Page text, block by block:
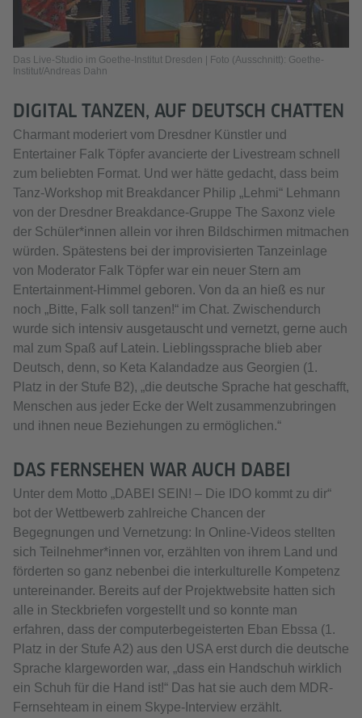
Das Live-Studio im Goethe-Institut Dresden | Foto (Ausschnitt): Goethe-
Institut/Andreas Dahn
DIGITAL TANZEN, AUF DEUTSCH CHATTEN
Charmant moderiert vom Dresdner Künstler und
Entertainer Falk Töpfer avancierte der Livestream schnell
zum beliebten Format. Und wer hätte gedacht, dass beim
Tanz-Workshop mit Breakdancer Philip „Lehmi“ Lehmann
von der Dresdner Breakdance-Gruppe The Saxonz viele
der Schüler*innen allein vor ihren Bildschirmen mitmachen
würden. Spätestens bei der improvisierten Tanzeinlage
von Moderator Falk Töpfer war ein neuer Stern am
Entertainment-Himmel geboren. Von da an hieß es nur
noch „Bitte, Falk soll tanzen!“ im Chat. Zwischendurch
wurde sich intensiv ausgetauscht und vernetzt, gerne auch
mal zum Spaß auf Latein. Lieblingssprache blieb aber
Deutsch, denn, so Keta Kalandadze aus Georgien (1.
Platz in der Stufe B2), „die deutsche Sprache hat geschafft,
Menschen aus jeder Ecke der Welt zusammenzubringen
und ihnen neue Beziehungen zu ermöglichen.“
DAS FERNSEHEN WAR AUCH DABEI
Unter dem Motto „DABEI SEIN! – Die IDO kommt zu dir“
bot der Wettbewerb zahlreiche Chancen der
Begegnungen und Vernetzung: In Online-Videos stellten
sich Teilnehmer*innen vor, erzählten von ihrem Land und
förderten so ganz nebenbei die interkulturelle Kompetenz
untereinander. Bereits auf der Projektwebsite hatten sich
alle in Steckbriefen vorgestellt und so konnte man
erfahren, dass der computerbegeisterten Eban Ebssa (1.
Platz in der Stufe A2) aus den USA erst durch die deutsche
Sprache klargeworden war, „dass ein Handschuh wirklich
ein Schuh für die Hand ist!“ Das hat sie auch dem MDR-
Fernsehteam in einem Skype-Interview erzählt.